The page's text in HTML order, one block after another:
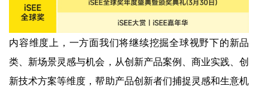
内容维度上，一方面我们将继续挖掘全球视野下的新品
类、新场景灵感与机会，从创新产品案例、商业实践、创
新技术方案等维度，帮助产品创新者们捕捉灵感和生意机